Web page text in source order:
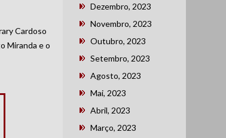
Cardoso
Miranda e o
Dezembro, 2023
Novembro, 2023
Outubro, 2023
Setembro, 2023
Agosto, 2023
Mai, 2023
Abril, 2023
Março, 2023